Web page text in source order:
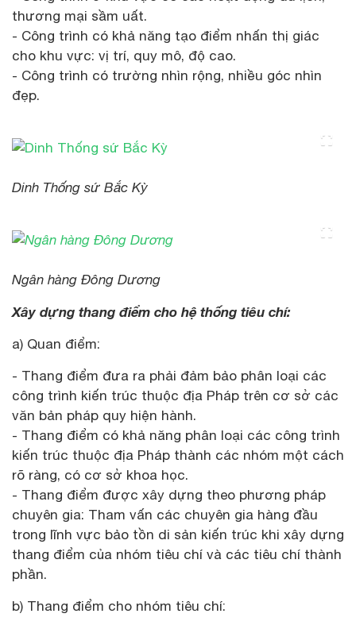
thương mại sầm uất.
- Công trình có khả năng tạo điểm nhấn thị giác
cho khu vực: vị trí, quy mô, độ cao.
- Công trình có trường nhìn rộng, nhiều góc nhìn
đẹp.
Dinh Thống sứ Bắc Kỳ
Ngân hàng Đông Dương
Xây dựng thang điểm cho hệ thống tiêu chí:
a) Quan điểm:
- Thang điểm đưa ra phải đảm bảo phân loại các
công trình kiến trúc thuộc địa Pháp trên cơ sở các
văn bản pháp quy hiện hành.
- Thang điểm có khả năng phân loại các công trình
kiến trúc thuộc địa Pháp thành các nhóm một cách
rõ ràng, có cơ sở khoa học.
- Thang điểm được xây dựng theo phương pháp
chuyên gia: Tham vấn các chuyên gia hàng đầu
trong lĩnh vực bảo tồn di sản kiến trúc khi xây dựng
thang điểm của nhóm tiêu chí và các tiêu chí thành
phần.
b) Thang điểm cho nhóm tiêu chí: